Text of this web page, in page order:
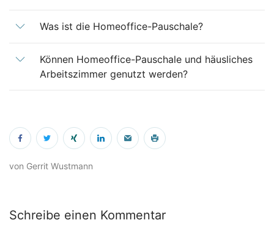
Was ist die Homeoffice-Pauschale?
Können Homeoffice-Pauschale und häusliches
Arbeitszimmer genutzt werden?
von Gerrit Wustmann
Schreibe einen Kommentar